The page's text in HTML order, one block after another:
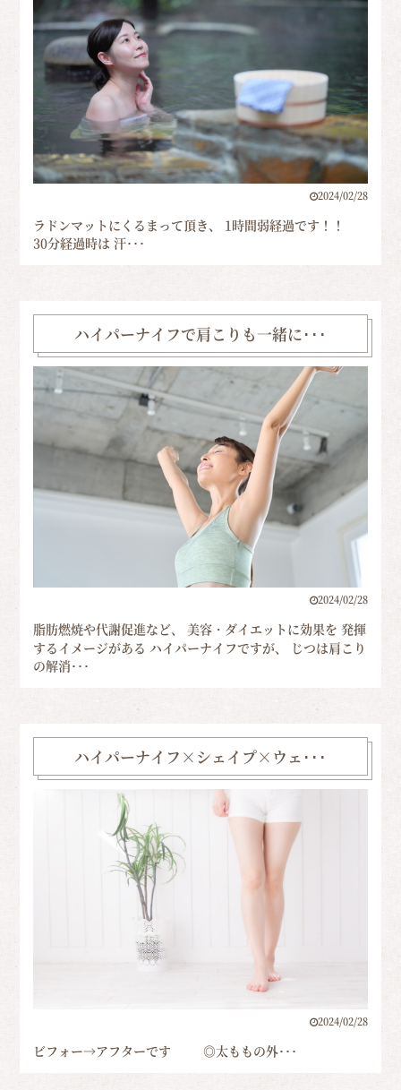
2024/02/28
ラドンマットにくるまって頂き、 1時間弱経過です！！
30分経過時は 汗･･･
ハイパーナイフで肩こりも一緒に･･･
2024/02/28
脂肪燃焼や代謝促進など、 美容・ダイエットに効果を 発揮
するイメージがある ハイパーナイフですが、 じつは肩こり
の解消･･･
ハイパーナイフ×シェイプ×ウェ･･･
2024/02/28
ビフォー→アフターです ◎太ももの外･･･